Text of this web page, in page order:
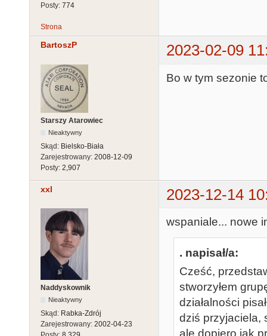
Posty: 774
Strona
BartoszP 2023-02-09
Starszy Atarowiec
Nieaktywny
Skąd: Bielsko-Biała
Zarejestrowany: 2008-12-09
Posty: 2,907
Bo w tym sezonie
xxl 2023-12-14
Naddyskownik
Nieaktywny
Skąd: Rabka-Zdrój
Zarejestrowany: 2002-04-23
wspaniale... nowe
. napisał/a:
Cześć,
stworzyłem
działalności
dziś przyjaciela,
ale dopiero jak